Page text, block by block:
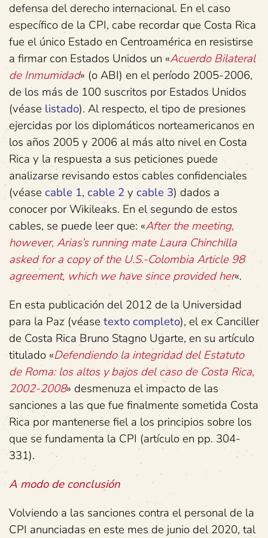
defensa del derecho internacional. En el caso
específico de la CPI, cabe recordar que Costa Rica
fue el único Estado en Centroamérica en resistirse
a firmar con Estados Unidos un «Acuerdo Bilateral
de Inmumidad» (o ABI) en el período 2005-2006,
de los más de 100 suscritos por Estados Unidos
(véase listado). Al respecto, el tipo de presiones
ejercidas por los diplomáticos norteamericanos en
los años 2005 y 2006 al más alto nivel en Costa
Rica y la respuesta a sus peticiones puede
analizarse revisando estos cables confidenciales
(véase cable 1, cable 2 y cable 3) dados a
conocer por Wikileaks. En el segundo de estos
cables, se puede leer que: «After the meeting,
however, Arias’s running mate Laura Chinchilla
asked for a copy of the U.S.-Colombia Article 98
agreement, which we have since provided her«.
En esta publicación del 2012 de la Universidad
para la Paz (véase texto completo), el ex Canciller
de Costa Rica Bruno Stagno Ugarte, en su artículo
titulado «Defendiendo la integridad del Estatuto
de Roma: los altos y bajos del caso de Costa Rica,
2002-2008» desmenuza el impacto de las
sanciones a las que fue finalmente sometida Costa
Rica por mantenerse fiel a los principios sobre los
que se fundamenta la CPI (artículo en pp. 304-
331).
A modo de conclusión
Volviendo a las sanciones contra el personal de la
CPI anunciadas en este mes de junio del 2020, tal